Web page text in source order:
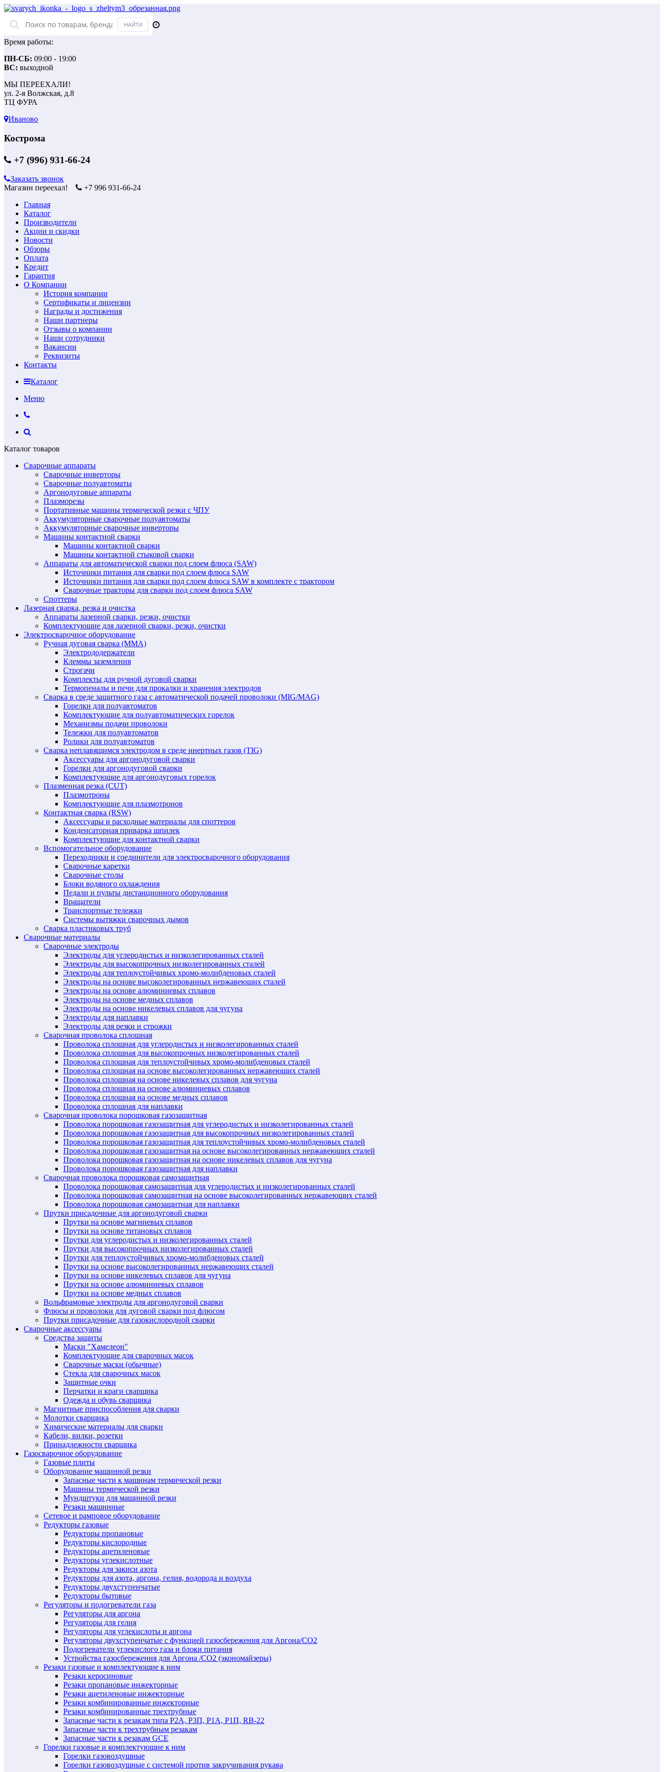
Время работы:
ПН-СБ: 09:00 - 19:00
ВС: выходной
МЫ ПЕРЕЕХАЛИ!
ул. 2-я Волжская, д.8
ТЦ ФУРА
Иваново
Кострома
+7 (996) 931-66-24
Заказать звонок
Магазин переехал!
+7 996 931-66-24
Главная
Каталог
Производители
Акции и скидки
Новости
Обзоры
Оплата
Кредит
Гарантия
О Компании
История компании
Сертификаты и лицензии
Награды и достижения
Наши партнеры
Отзывы о компании
Наши сотрудники
Вакансии
Реквизиты
Контакты
Каталог
Меню
Каталог товаров
Сварочные аппараты
Сварочные инверторы
Сварочные полуавтоматы
Аргонодуговые аппараты
Плазморезы
Портативные машины термической резки с ЧПУ
Аккумуляторные сварочные полуавтоматы
Аккумуляторные сварочные инверторы
Машины контактной сварки
Машины контактной сварки
Машины контактной стыковой сварки
Аппараты для автоматической сварки под слоем флюса (SAW)
Источники питания для сварки под слоем флюса SAW
Источники питания для сварки под слоем флюса SAW в комплекте с трактором
Сварочные тракторы для сварки под слоем флюса SAW
Споттеры
Лазерная сварка, резка и очистка
Аппараты лазерной сварки, резки, очистки
Комплектующие для лазерной сварки, резки, очистки
Электросварочное оборудование
Ручная дуговая сварка (MMA)
Электрододержатели
Клеммы заземления
Строгачи
Комплекты для ручной дуговой сварки
Термопеналы и печи для прокалки и хранения электродов
Сварка в среде защитного газа с автоматической подачей проволоки (MIG/MAG)
Горелки для полуавтоматов
Комплектующие для полуавтоматических горелок
Механизмы подачи проволоки
Тележки для полуавтоматов
Ролики для полуавтоматов
Сварка неплавящимся электродом в среде инертных газов (TIG)
Аксессуары для аргонодуговой сварки
Горелки для аргонодуговой сварки
Комплектующие для аргонодуговых горелок
Плазменная резка (CUT)
Плазмотроны
Комплектующие для плазмотронов
Контактная сварка (RSW)
Аксессуары и расходные материалы для споттеров
Конденсаторная приварка шпилек
Комплектующие для контактной сварки
Вспомогательное оборудование
Переходники и соединители для электросварочного оборудования
Сварочные каретки
Сварочные столы
Блоки водяного охлаждения
Педали и пульты дистанционного оборудования
Вращатели
Транспортные тележки
Системы вытяжки сварочных дымов
Сварка пластиковых труб
Сварочные материалы
Сварочные электроды
Электроды для углеродистых и низколегированных сталей
Электроды для высокопрочных низколегированных сталей
Электроды для теплоустойчивых хромо-молибденовых сталей
Электроды на основе высоколегированных нержавеющих сталей
Электроды на основе алюминиевых сплавов
Электроды на основе медных сплавов
Электроды на основе никелевых сплавов для чугуна
Электроды для наплавки
Электроды для резки и строжки
Сварочная проволока сплошная
Проволока сплошная для углеродистых и низколегированных сталей
Проволока сплошная для высокопрочных низколегированных сталей
Проволока сплошная для теплоустойчивых хромо-молибденовых сталей
Проволока сплошная на основе высоколегированных нержавеющих сталей
Проволока сплошная на основе никелевых сплавов для чугуна
Проволока сплошная на основе алюминиевых сплавов
Проволока сплошная на основе медных сплавов
Проволока сплошная для наплавки
Сварочная проволока порошковая газозащитная
Проволока порошковая газозащитная для углеродистых и низколегированных сталей
Проволока порошковая газозащитная для высокопрочных низколегированных сталей
Проволока порошковая газозащитная для теплоустойчивых хромо-молибденовых сталей
Проволока порошковая газозащитная на основе высоколегированных нержавеющих сталей
Проволока порошковая газозащитная на основе никелевых сплавов для чугуна
Проволока порошковая газозащитная для наплавки
Сварочная проволока порошковая самозащитная
Проволока порошковая самозащитная для углеродистых и низколегированных сталей
Проволока порошковая самозащитная на основе высоколегированных нержавеющих сталей
Проволока порошковая самозащитная для наплавки
Прутки присадочные для аргонодуговой сварки
Прутки на основе магниевых сплавов
Прутки на основе титановых сплавов
Прутки для углеродистых и низколегированных сталей
Прутки для высокопрочных низколегированных сталей
Прутки для теплоустойчивых хромо-молибденовых сталей
Прутки на основе высоколегированных нержавеющих сталей
Прутки на основе никелевых сплавов для чугуна
Прутки на основе алюминиевых сплавов
Прутки на основе медных сплавов
Вольфрамовые электроды для аргонодуговой сварки
Флюсы и проволоки для дуговой сварки под флюсом
Прутки присадочные для газокислородной сварки
Сварочные аксессуары
Средства защиты
Маски "Хамелеон"
Комплектующие для сварочных масок
Сварочные маски (обычные)
Стекла для сварочных масок
Защитные очки
Перчатки и краги сварщика
Одежда и обувь сварщика
Магнитные приспособления для сварки
Молотки сварщика
Химические материалы для сварки
Кабели, вилки, розетки
Принадлежности сварщика
Газосварочное оборудование
Газовые плиты
Оборудование машинной резки
Запасные части к машинам термической резки
Машины термической резки
Мундштуки для машинной резки
Резаки машинные
Сетевое и рамповое оборудование
Редукторы газовые
Редукторы пропановые
Редукторы кислородные
Редукторы ацетиленовые
Редукторы углекислотные
Редукторы для закиси азота
Редукторы для азота, аргона, гелия, водорода и воздуха
Редукторы двухступенчатые
Редукторы бытовые
Регуляторы и подогреватели газа
Регуляторы для аргона
Регуляторы для гелия
Регуляторы для углекислоты и аргона
Регуляторы двухступенчатые c функцией газосбережения для Аргона/СО2
Подогреватели углекислого газа и блоки питания
Устройства газосбережения для Аргона /СО2 (экономайзеры)
Резаки газовые и комплектующие к ним
Резаки керосиновые
Резаки пропановые инжекторные
Резаки ацетиленовые инжекторные
Резаки комбинированные инжекторные
Резаки комбинированные трехтрубные
Запасные части к резакам типа Р2А, Р3П, Р1А, Р1П, RB-22
Запасные части к трехтрубным резакам
Запасные части к резакам GCE
Горелки газовые и комплектующие к ним
Горелки газовоздушные
Горелки газовоздушные с системой против закручивания рукава